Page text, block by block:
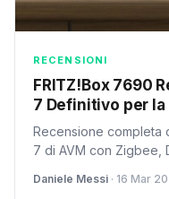
RECENSIONI
FRITZ!Box 7690
7 Definitivo per la
Recensione completa
7 di AVM con Zigbee,
Daniele Messi · 16 Mar